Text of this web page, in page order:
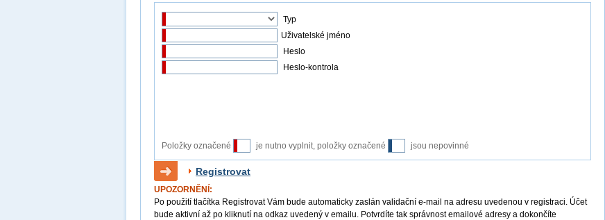
Typ
Uživatelské jméno
Heslo
Heslo-kontrola
Položky označené je nutno vyplnit, položky označené jsou nepovinné
Registrovat
UPOZORNĚNÍ:
Po použití tlačítka Registrovat Vám bude automaticky zaslán validační e-mail na adresu uvedenou v registraci. Účet
bude aktivní až po kliknutí na odkaz uvedený v emailu. Potvrdíte tak správnost emailové adresy a dokončíte